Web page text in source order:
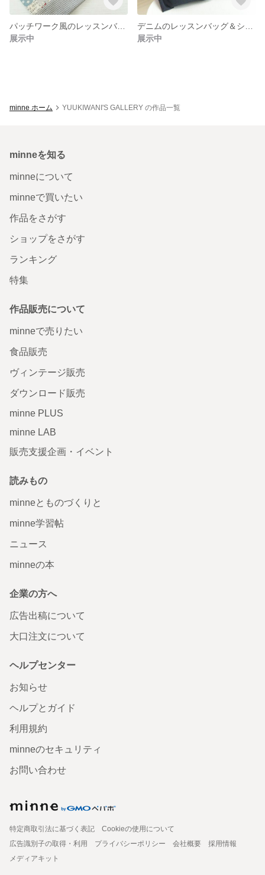
パッチワーク風のレッスンバッグ＆シューズケース
展示中
展示中
minne ホーム YUUKIWANI'S GALLERY の作品一覧
minneを知る
minneについて
minneで買いたい
作品をさがす
ショップをさがす
ランキング
特集
作品販売について
minneで売りたい
食品販売
ヴィンテージ販売
ダウンロード販売
minne PLUS
minne LAB
販売支援企画・イベント
読みもの
minneとものづくりと
minne学習帖
ニュース
minneの本
企業の方へ
広告出稿について
大口注文について
ヘルプセンター
お知らせ
ヘルプとガイド
利用規約
minneのセキュリティ
お問い合わせ
特定商取引法に基づく表記
Cookieの使用について
広告識別子の取得・利用
プライバシーポリシー 会社概要
採用情報
メディアキット